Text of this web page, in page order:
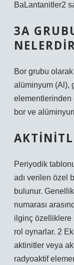
BaLantanitler2
3A
Bor grubu
alüminyum (Al),
elementlerinden
bor ve
Periyodik
adı verilen özel
bulunur.
numarası
ilginç özelliklere
rol oynarlar. 2
aktinitler veya
radyoaktif